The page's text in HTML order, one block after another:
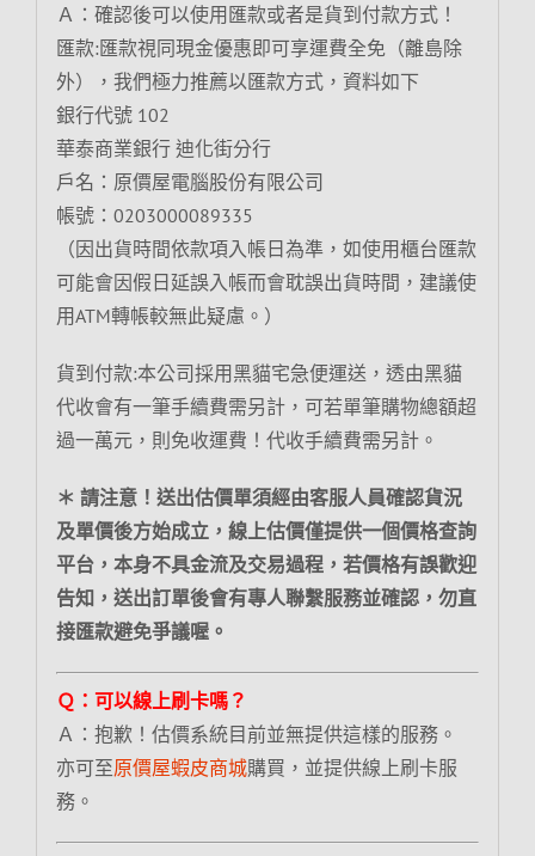
Ａ：確認後可以使用匯款或者是貨到付款方式！
匯款:匯款視同現金優惠即可享運費全免（離島除
外），我們極力推薦以匯款方式，資料如下
銀行代號 102
華泰商業銀行 迪化街分行
戶名：原價屋電腦股份有限公司
帳號：0203000089335
（因出貨時間依款項入帳日為準，如使用櫃台匯款
可能會因假日延誤入帳而會耽誤出貨時間，建議使
用ATM轉帳較無此疑慮。）
貨到付款:本公司採用黑貓宅急便運送，透由黑貓
代收會有一筆手續費需另計，可若單筆購物總額超
過一萬元，則免收運費！代收手續費需另計。
＊ 請注意！送出估價單須經由客服人員確認貨況
及單價後方始成立，線上估價僅提供一個價格查詢
平台，本身不具金流及交易過程，若價格有誤歡迎
告知，送出訂單後會有專人聯繫服務並確認，勿直
接匯款避免爭議喔。
Ｑ：可以線上刷卡嗎？
Ａ：抱歉！估價系統目前並無提供這樣的服務。
亦可至原價屋蝦皮商城購買，並提供線上刷卡服
務。